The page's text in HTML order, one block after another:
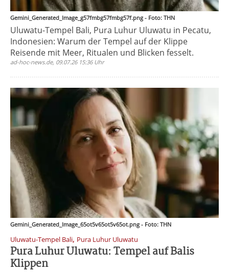
Gemini_Generated_Image_g57fmbg57fmbg57f.png - Foto: THN
Uluwatu-Tempel Bali, Pura Luhur Uluwatu in Pecatu,
Indonesien: Warum der Tempel auf der Klippe
Reisende mit Meer, Ritualen und Blicken fesselt.
ad-hoc-news.de, 09.07.26 15:36 Uhr
Gemini_Generated_Image_65ot5v65ot5v65ot.png - Foto: THN
Uluwatu-Tempel Bali, Pura Luhur Uluwatu
Pura Luhur Uluwatu: Tempel auf Balis
Klippen